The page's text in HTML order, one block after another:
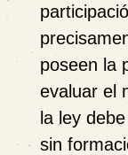
poseen la
evaluar el
la ley
sin